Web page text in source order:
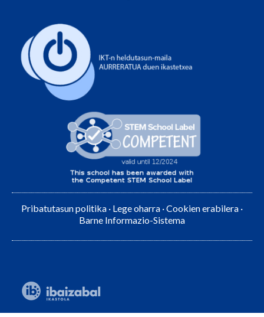
Pribatutasun politika · Lege oharra ·Cookien erabilera ·
Barne Informazio-Sistema